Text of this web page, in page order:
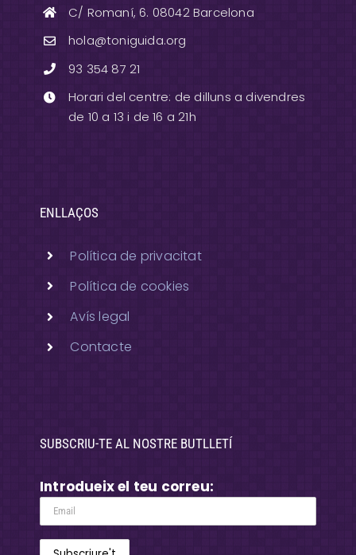
C/ Romaní, 6. 08042 Barcelona
hola@toniguida.org
93 354 87 21
Horari del centre: de dilluns a divendres
de 10 a 13 i de 16 a 21h
ENLLAÇOS
Política de privacitat
Política de cookies
Avís legal
Contacte
SUBSCRIU-TE AL NOSTRE BUTLLETÍ
Introdueix el teu correu: